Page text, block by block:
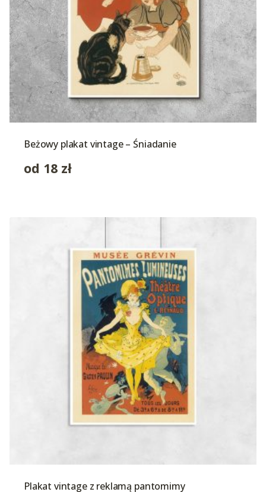
Beżowy plakat vintage – Śniadanie
od 18 zł
Plakat vintage z reklamą pantomimy